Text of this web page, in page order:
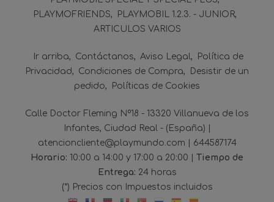
PLAYMOFRIENDS
PLAYMOBIL 1.2.3. - JUNIOR
ARTICULOS VARIOS
Ir arriba Contáctanos Aviso Legal
Política de
Privacidad
Condiciones de Compra
Desistir de un
pedido
Políticas de Cookies
Calle Doctor Fleming Nº18 - 13320 Villanueva de los
Infantes, Ciudad Real - (España) |
atencioncliente@playmundo.com | 644587174
Horario: 10:00 a 14:00 y 17:00 a 20:00 | Tiempo de
Entrega: 24 horas
(*) Precios con Impuestos incluidos